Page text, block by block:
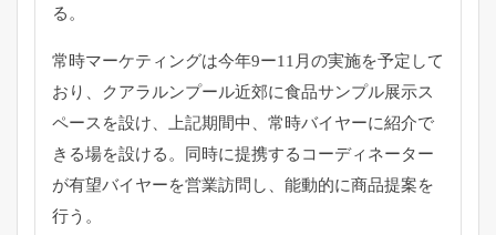
る。
常時マーケティングは今年9ー11月の実施を予定して
おり、
クアラルンプール近郊に食品サンプル展示ス
ペースを設け、
上記期間中、常時バイヤーに紹介で
きる場を設ける。
同時に提携するコーディネーター
が有望バイヤーを営業訪問し、 能動的に商品提案を
行う。